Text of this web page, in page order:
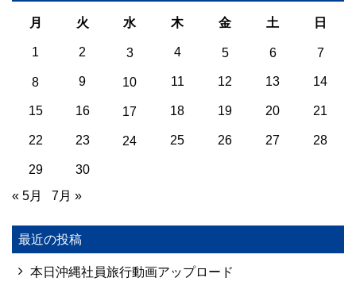
月 火 水 木 金 土 日
1 2 3 4 5 6 7
8 9 10 11 12 13 14
15 16 17 18 19 20 21
22 23 24 25 26 27 28
29
30
« 5月
7月 »
最近の投稿
本日沖縄社員旅行動画アップロード